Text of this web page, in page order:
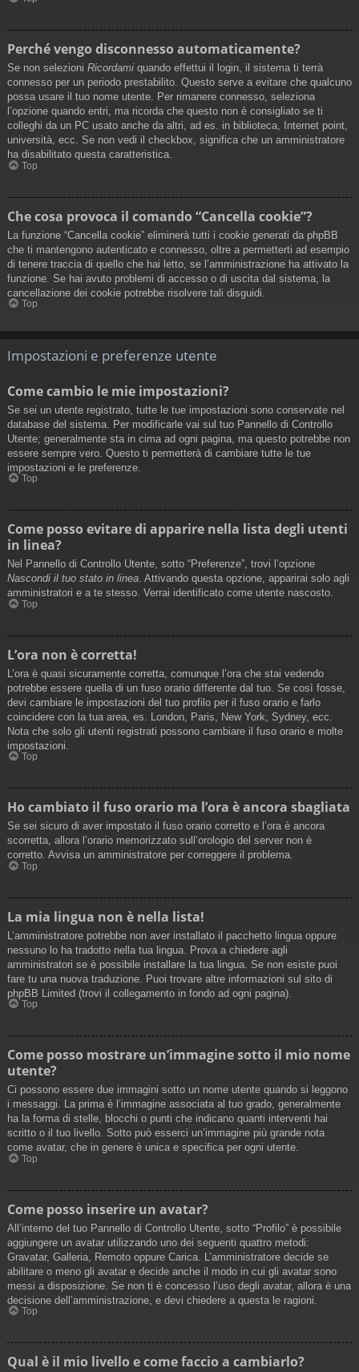
Perché vengo disconnesso automaticamente?
Se non selezioni Ricordami quando effettui il login, il sistema ti terrà
connesso per un periodo prestabilito. Questo serve a evitare che qualcuno
possa usare il tuo nome utente. Per rimanere connesso, seleziona
l’opzione quando entri, ma ricorda che questo non è consigliato se ti
colleghi da un PC usato anche da altri, ad es. in biblioteca, Internet point,
università, ecc. Se non vedi il checkbox, significa che un amministratore
ha disabilitato questa caratteristica.
Top
Che cosa provoca il comando “Cancella cookie”?
La funzione “Cancella cookie” eliminerà tutti i cookie generati da phpBB
che ti mantengono autenticato e connesso, oltre a permetterti ad esempio
di tenere traccia di quello che hai letto, se l’amministrazione ha attivato la
funzione. Se hai avuto problemi di accesso o di uscita dal sistema, la
cancellazione dei cookie potrebbe risolvere tali disguidi.
Top
Impostazioni e preferenze utente
Come cambio le mie impostazioni?
Se sei un utente registrato, tutte le tue impostazioni sono conservate nel
database del sistema. Per modificarle vai sul tuo Pannello di Controllo
Utente; generalmente sta in cima ad ogni pagina, ma questo potrebbe non
essere sempre vero. Questo ti permetterà di cambiare tutte le tue
impostazioni e le preferenze.
Top
Come posso evitare di apparire nella lista degli utenti
in linea?
Nel Pannello di Controllo Utente, sotto “Preferenze”, trovi l’opzione
Nascondi il tuo stato in linea. Attivando questa opzione, apparirai solo agli
amministratori e a te stesso. Verrai identificato come utente nascosto.
Top
L’ora non è corretta!
L’ora è quasi sicuramente corretta, comunque l’ora che stai vedendo
potrebbe essere quella di un fuso orario differente dal tuo. Se così fosse,
devi cambiare le impostazioni del tuo profilo per il fuso orario e farlo
coincidere con la tua area, es. London, Paris, New York, Sydney, ecc.
Nota che solo gli utenti registrati possono cambiare il fuso orario e molte
impostazioni.
Top
Ho cambiato il fuso orario ma l’ora è ancora sbagliata
Se sei sicuro di aver impostato il fuso orario corretto e l’ora è ancora
scorretta, allora l’orario memorizzato sull’orologio del server non è
corretto. Avvisa un amministratore per correggere il problema.
Top
La mia lingua non è nella lista!
L’amministratore potrebbe non aver installato il pacchetto lingua oppure
nessuno lo ha tradotto nella tua lingua. Prova a chiedere agli
amministratori se è possibile installare la tua lingua. Se non esiste puoi
fare tu una nuova traduzione. Puoi trovare altre informazioni sul sito di
phpBB Limited (trovi il collegamento in fondo ad ogni pagina).
Top
Come posso mostrare un’immagine sotto il mio nome
utente?
Ci possono essere due immagini sotto un nome utente quando si leggono
i messaggi. La prima è l’immagine associata al tuo grado, generalmente
ha la forma di stelle, blocchi o punti che indicano quanti interventi hai
scritto o il tuo livello. Sotto può esserci un’immagine più grande nota
come avatar, che in genere è unica e specifica per ogni utente.
Top
Come posso inserire un avatar?
All’interno del tuo Pannello di Controllo Utente, sotto “Profilo” è possibile
aggiungere un avatar utilizzando uno dei seguenti quattro metodi:
Gravatar, Galleria, Remoto oppure Carica. L’amministratore decide se
abilitare o meno gli avatar e decide anche il modo in cui gli avatar sono
messi a disposizione. Se non ti è concesso l’uso degli avatar, allora è una
decisione dell’amministrazione, e devi chiedere a questa le ragioni.
Top
Qual è il mio livello e come faccio a cambiarlo?